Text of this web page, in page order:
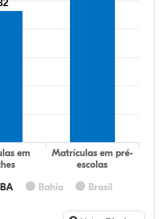
Bahia Brasil
em
Matrículas em pré-
escolas